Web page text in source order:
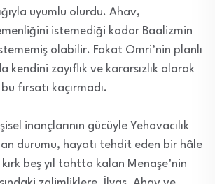
uyumlu olurdu. Ahav,
istemediği kadar Baalizmin
olabilir. Fakat Omri’nin planlı
kendini zayıflık ve kararsızlık olarak
fırsatı kaçırmadı.
inançlarının gücüyle Yehovacılık
durumu, hayatı tehdit eden bir hâle
beş yıl tahtta kalan Menaşe’nin